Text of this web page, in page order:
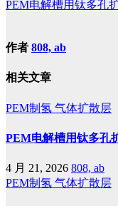
PEM电解槽用钛多孔
作者 808, ab
相关文章
PEM制氢 气体扩散层
PEM电解槽用钛多孔
4 月 21, 2026 808, ab
PEM制氢 气体扩散层